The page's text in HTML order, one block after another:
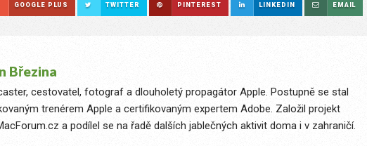
GOOGLE PLUS TWITTER PINTEREST LINKEDIN EMAIL
Březina
cestovatel, fotograf a dlouholetý propagátor Apple. Postupně se stal
trenérem Apple a certifikovaným expertem Adobe. Založil projekt
a podílel se na řadě dalších jablečných aktivit doma i v zahraničí.